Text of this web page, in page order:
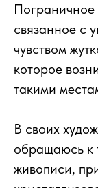
Пограничное
связанное с
чувством
которое
такими
В своих
обращаюсь к
живописи,